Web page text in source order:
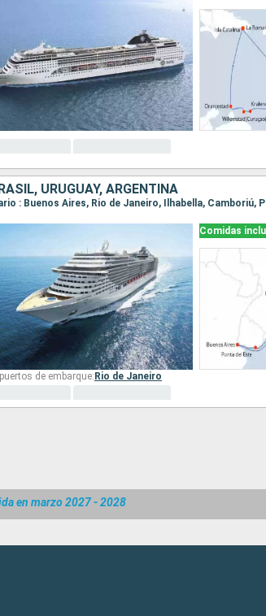
URUGUAY, ARGENTINA
: Buenos Aires, Rio de Janeiro, Ilhabella, Camboriú,
Comidas
de embarque: Rio de Janeiro
en marzo 2027 - 2028